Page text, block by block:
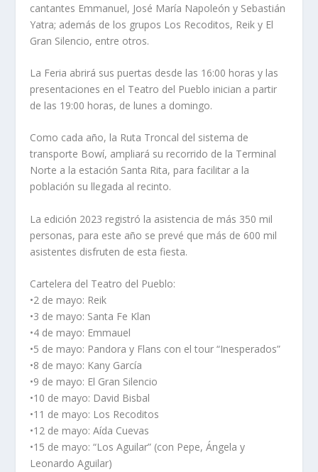
cantantes Emmanuel, José María Napoleón y Sebastián
Yatra; además de los grupos Los Recoditos, Reik y El
Gran Silencio, entre otros.
La Feria abrirá sus puertas desde las 16:00 horas y las
presentaciones en el Teatro del Pueblo inician a partir
de las 19:00 horas, de lunes a domingo.
Como cada año, la Ruta Troncal del sistema de
transporte Bowí, ampliará su recorrido de la Terminal
Norte a la estación Santa Rita, para facilitar a la
población su llegada al recinto.
La edición 2023 registró la asistencia de más 350 mil
personas, para este año se prevé que más de 600 mil
asistentes disfruten de esta fiesta.
Cartelera del Teatro del Pueblo:
•2 de mayo: Reik
•3 de mayo: Santa Fe Klan
•4 de mayo: Emmauel
•5 de mayo: Pandora y Flans con el tour “Inesperados”
•8 de mayo: Kany García
•9 de mayo: El Gran Silencio
•10 de mayo: David Bisbal
•11 de mayo: Los Recoditos
•12 de mayo: Aída Cuevas
•15 de mayo: “Los Aguilar” (con Pepe, Ángela y
Leonardo Aguilar)